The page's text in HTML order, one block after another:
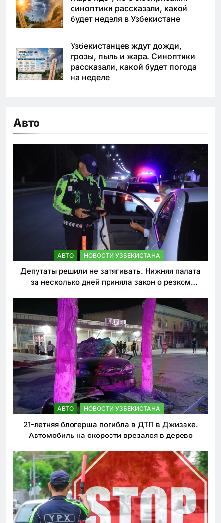
синоптики рассказали, какой
будет неделя в Узбекистане
Узбекистанцев ждут дожди,
грозы, пыль и жара. Синоптики
рассказали, какой будет погода
на неделе
Авто
АВТО НОВОСТИ УЗБЕКИСТАНА
Депутаты решили не затягивать. Нижняя палата
за несколько дней приняла закон о резком
АВТО НОВОСТИ УЗБЕКИСТАНА
21-летняя блогерша погибла в ДТП в Джизаке.
Автомобиль на скорости врезался в дерево